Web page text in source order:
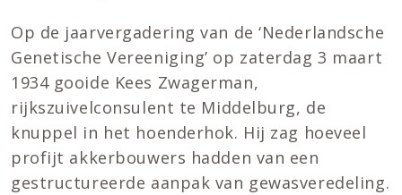
Op de jaarvergadering van de ‘Nederlandsche
Genetische Vereeniging’ op zaterdag 3 maart
1934 gooide Kees Zwagerman,
rijkszuivelconsulent te Middelburg, de
knuppel in het hoenderhok. Hij zag hoeveel
profijt akkerbouwers hadden van een
gestructureerde aanpak van gewasveredeling.